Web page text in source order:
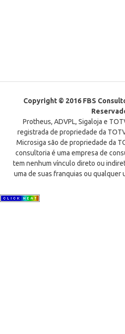
Copyright © 2016 FBS
Protheus, ADVPL, Sigaloja e
registrada de propriedade da
Microsiga são de propriedade da
consultoria é uma empresa de
tem nenhum vínculo direto ou
uma de suas franquias ou qualquer